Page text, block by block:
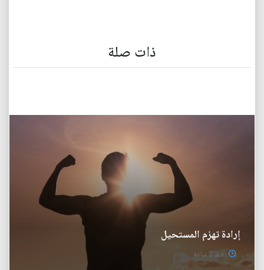
ذات صلة
إرادة تهزم المستحيل
منذ 2 ساعة